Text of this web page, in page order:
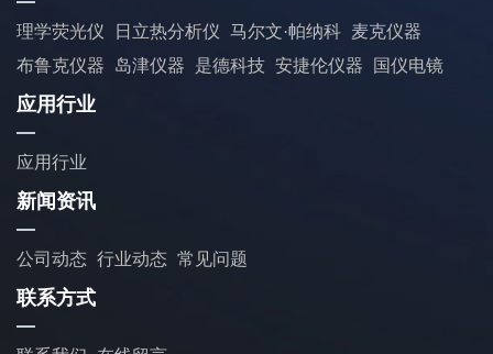
理学荧光仪 日立热分析仪 马尔文·帕纳科 麦克仪器
布鲁克仪器
岛津仪器 是德科技 安捷伦仪器 国仪电镜
应用行业
应用行业
新闻资讯
公司动态 行业动态 常见问题
联系方式